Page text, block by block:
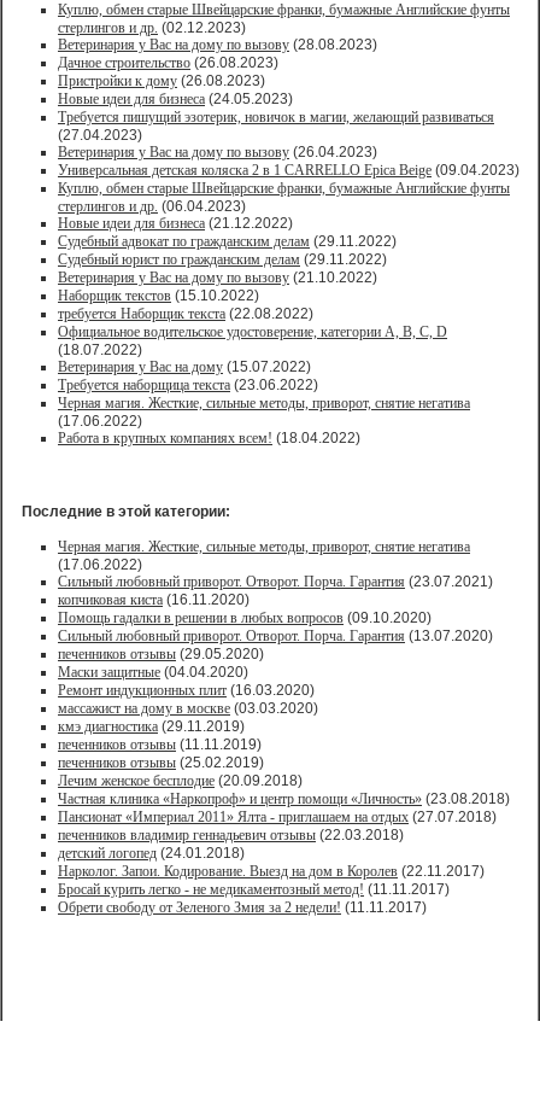
Куплю, обмен старые Швейцарские франки, бумажные Английские фунты
стерлингов и др. (02.12.2023)
Ветеринария у Вас на дому по вызову (28.08.2023)
Дачное строительство (26.08.2023)
Пристройки к дому (26.08.2023)
Новые идеи для бизнеса (24.05.2023)
Требуется пишущий эзотерик, новичок в магии, желающий развиваться
(27.04.2023)
Ветеринария у Вас на дому по вызову (26.04.2023)
Универсальная детская коляска 2 в 1 CARRELLO Epica Beige (09.04.2023)
Куплю, обмен старые Швейцарские франки, бумажные Английские фунты
стерлингов и др. (06.04.2023)
Новые идеи для бизнеса (21.12.2022)
Судебный адвокат по гражданским делам (29.11.2022)
Судебный юрист по гражданским делам (29.11.2022)
Ветеринария у Вас на дому по вызову (21.10.2022)
Наборщик текстов (15.10.2022)
требуется Наборщик текста (22.08.2022)
Официальное водительское удостоверение, категории A, B, C, D
(18.07.2022)
Ветеринария у Вас на дому (15.07.2022)
Требуется наборщица текста (23.06.2022)
Черная магия. Жесткие, сильные методы, приворот, снятие негатива
(17.06.2022)
Работа в крупных компаниях всем! (18.04.2022)
Последние в этой категории:
Черная магия. Жесткие, сильные методы, приворот, снятие негатива
(17.06.2022)
Сильный любовный приворот. Отворот. Порча. Гарантия (23.07.2021)
копчиковая киста (16.11.2020)
Помощь гадалки в решении в любых вопросов (09.10.2020)
Сильный любовный приворот. Отворот. Порча. Гарантия (13.07.2020)
печенников отзывы (29.05.2020)
Маски защитные (04.04.2020)
Ремонт индукционных плит (16.03.2020)
массажист на дому в москве (03.03.2020)
кмэ диагностика (29.11.2019)
печенников отзывы (11.11.2019)
печенников отзывы (25.02.2019)
Лечим женское бесплодие (20.09.2018)
Частная клиника «Наркопроф» и центр помощи «Личность» (23.08.2018)
Пансионат «Империал 2011» Ялта - приглашаем на отдых (27.07.2018)
печенников владимир геннадьевич отзывы (22.03.2018)
детский логопед (24.01.2018)
Нарколог. Запои. Кодирование. Выезд на дом в Королев (22.11.2017)
Бросай курить легко - не медикаментозный метод! (11.11.2017)
Обрети свободу от Зеленого Змия за 2 недели! (11.11.2017)